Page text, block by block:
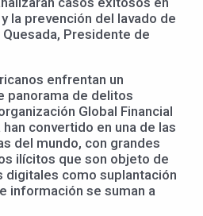
la prevención del lavado de
Presidente de
enfrentan un
panorama de delitos
Global Financial
convertido en una de las
del mundo, con grandes
ilícitos que son objeto de
digitales como suplantación
información se suman a